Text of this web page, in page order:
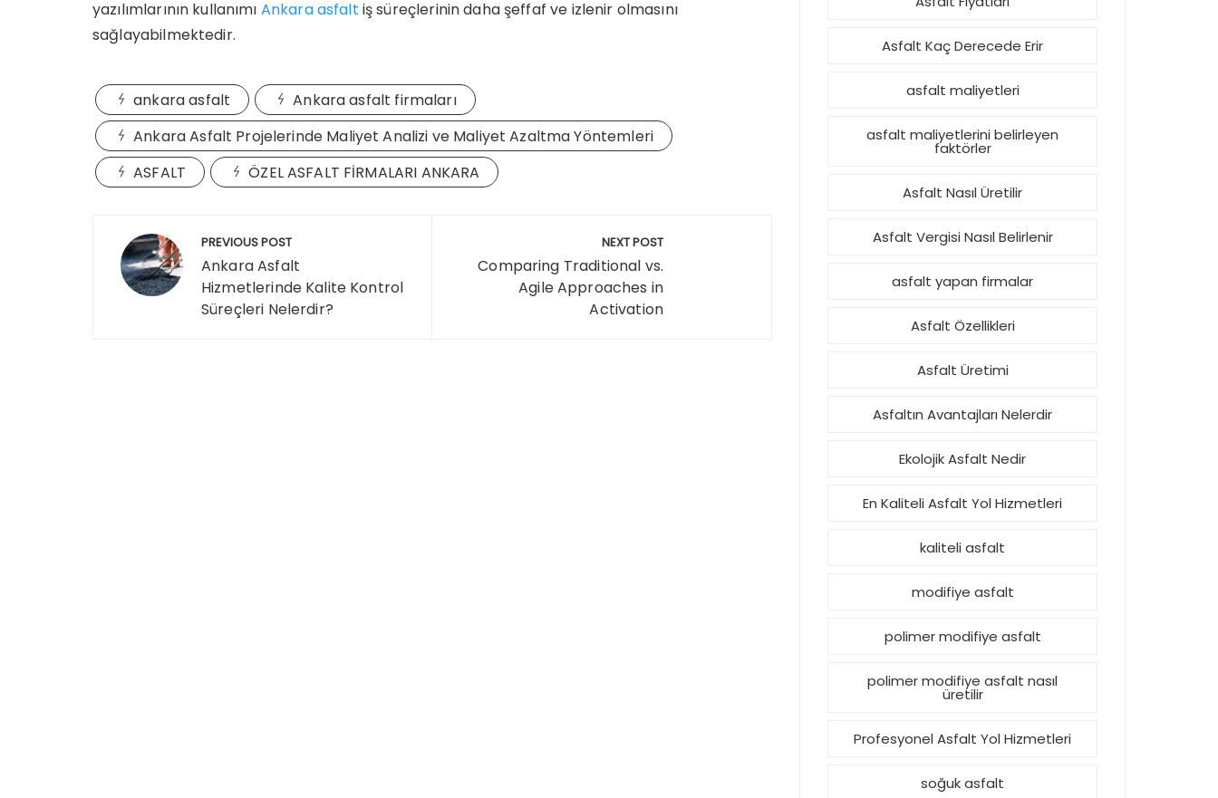
yazılımlarının kullanımı Ankara asfalt iş süreçlerinin daha şeffaf ve izlenir olmasını
sağlayabilmektedir.
ankara asfalt
Ankara asfalt firmaları
Ankara Asfalt Projelerinde Maliyet Analizi ve Maliyet Azaltma Yöntemleri
ASFALT
ÖZEL ASFALT FİRMALARI ANKARA
Post
navigation
PREVIOUS POST
Ankara Asfalt
Hizmetlerinde Kalite Kontrol
Süreçleri Nelerdir?
NEXT POST
Comparing Traditional vs.
Agile Approaches in
Activation
Asfalt Kaç Derecede Erir
asfalt maliyetleri
asfalt maliyetlerini belirleyen
faktörler
Asfalt Nasıl Üretilir
Asfalt Vergisi Nasıl Belirlenir
asfalt yapan firmalar
Asfalt Özellikleri
Asfalt Üretimi
Asfaltın Avantajları Nelerdir
Ekolojik Asfalt Nedir
En Kaliteli Asfalt Yol Hizmetleri
kaliteli asfalt
modifiye asfalt
polimer modifiye asfalt
polimer modifiye asfalt nasıl
üretilir
Profesyonel Asfalt Yol Hizmetleri
soğuk asfalt